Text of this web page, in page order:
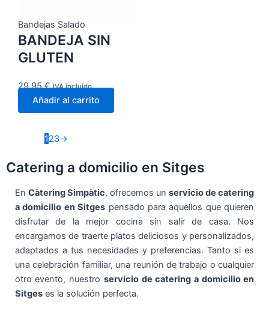
Bandejas Salado
BANDEJA SIN
GLUTEN
29,95€ IVA incluido
Añadir al carrito
123→
Catering a domicilio en Sitges
En Càtering Simpàtic, ofrecemos unservicio de catering
a domicilio en Sitges pensado para aquellos que quieren
disfrutar de la mejor cocina sin salir de casa. Nos
encargamos de traerte platos deliciosos y personalizados,
adaptados a tus necesidades y preferencias. Tanto si es
una celebración familiar, una reunión de trabajo o cualquier
otro evento, nuestro servicio de catering a domicilio en
Sitgeses la solución perfecta.